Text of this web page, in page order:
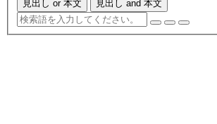
見出し or 本文 見出し and 本文